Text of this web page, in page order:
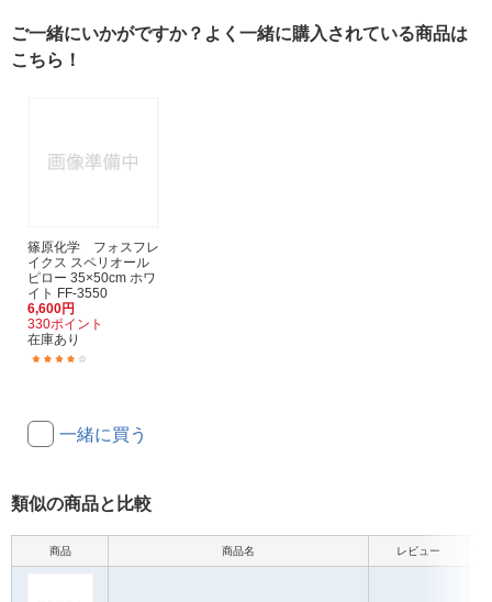
ご一緒にいかがですか？よく一緒に購入されている商品は
こちら！
篠原化学 フォスフレ
イクス スペリオール
ピロー 35×50cm ホワ
イト FF-3550
6,600円
330ポイント
在庫あり
一緒に買う
類似の商品と比較
商品 商品名 レビュー